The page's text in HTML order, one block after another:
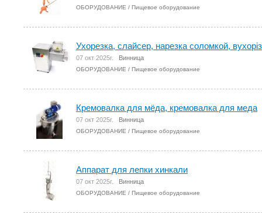
ОБОРУДОВАНИЕ / Пищевое оборудование
Ухорезка, слайсер, нарезка соломкой,
07 окт 2025г. Винница
ОБОРУДОВАНИЕ / Пищевое оборудование
Кремовалка для мёда, кремовалка для меда
07 окт 2025г. Винница
ОБОРУДОВАНИЕ / Пищевое оборудование
Аппарат для лепки хинкали
07 окт 2025г. Винница
ОБОРУДОВАНИЕ / Пищевое оборудование